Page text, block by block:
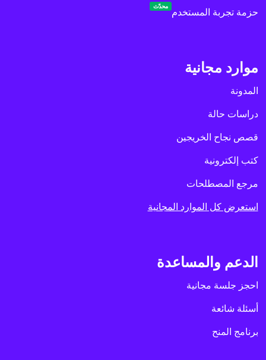
حزمة تجربة المستخدم
محدّث
موارد مجانية
المدونة
دراسات حالة
قصص نجاح الخريجين
كتب إلكترونية
مرجع المصطلحات
استعرض كل الموارد المجانية
الدعم والمساعدة
احجز جلسة مجانية
أسئلة شائعة
برنامج المنح